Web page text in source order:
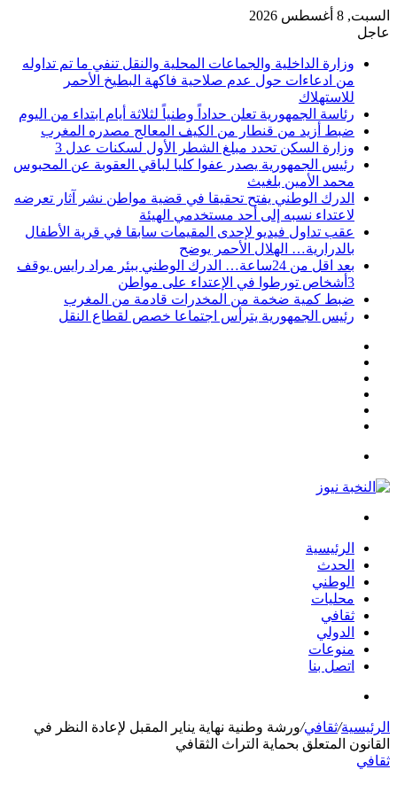
السبت, 8 أغسطس 2026
عاجل
وزارة الداخلية والجماعات المحلية والنقل تنفي ما تم تداوله
من ادعاءات حول عدم صلاحية فاكهة البطيخ الأحمر
للاستهلاك
رئاسة الجمهورية تعلن حداداً وطنياً لثلاثة أيام ابتداء من اليوم
ضبط أزيد من قنطار من الكيف المعالج مصدره المغرب
وزارة السكن تحدد مبلغ الشطر الأول لسكنات عدل 3
رئيس الجمهورية يصدر عفوا كليا لباقي العقوبة عن المحبوس
محمد الأمين بلغيث
الدرك الوطني يفتح تحقيقا في قضية مواطن نشر آثار تعرضه
لاعتداء نسبه إلى أحد مستخدمي الهيئة
عقب تداول فيديو لإحدى المقيمات سابقا في قرية الأطفال
بالدرارية… الهلال الأحمر يوضح
بعد اقل من 24ساعة… الدرك الوطني ببئر مراد رايس يوقف
3أشخاص تورطوا في الإعتداء على مواطن
ضبط كمية ضخمة من المخدرات قادمة من المغرب
رئيس الجمهورية يترأس اجتماعا خصص لقطاع النقل
الرئيسية
الحدث
الوطني
محليات
ثقافي
الدولي
منوعات
اتصل بنا
الرئيسية/ثقافي/ورشة وطنية نهاية يناير المقبل لإعادة النظر في
القانون المتعلق بحماية التراث الثقافي
ثقافي